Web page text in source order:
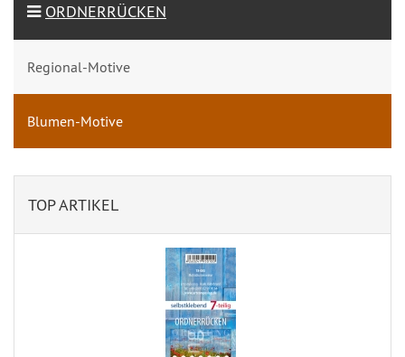
ORDNERRÜCKEN
Regional-Motive
Blumen-Motive
TOP ARTIKEL